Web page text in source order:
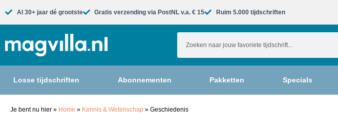
Al 30+ jaar dé grootste​ Gratis verzending via PostNL v.a. € 15 Ruim 5.000 tijdschriften​
Losse tijdschriften Abonnementen Pakketten Specials
Je bent nu hier » Home » Kennis & Wetenschap » Geschiedenis